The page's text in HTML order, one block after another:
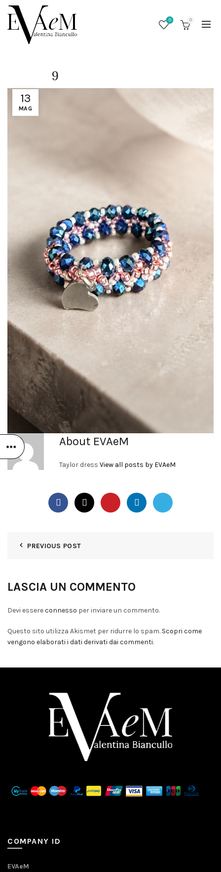
0 0
13
MAG
9
About EVAeM
Taylor dress View all posts by EVAeM
PREVIOUS POST
LASCIA UN COMMENTO
Devi essereconnesso per inviare un commento.
Questo sito utilizza Akismet per ridurre lo spam. Scopri come
vengono elaborati i dati derivati dai commenti.
COMPANY ID
EVAeM